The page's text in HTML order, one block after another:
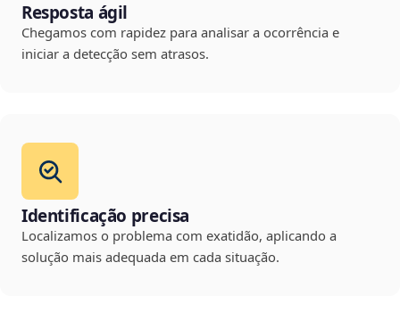
Resposta ágil
Chegamos com rapidez para analisar a ocorrência e
iniciar a detecção sem atrasos.
Identificação precisa
Localizamos o problema com exatidão, aplicando a
solução mais adequada em cada situação.